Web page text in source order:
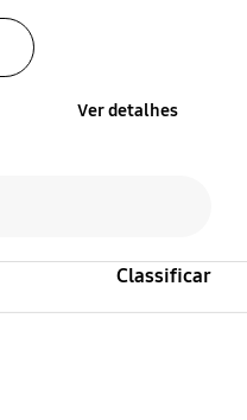
Ver detalhes
Classificar